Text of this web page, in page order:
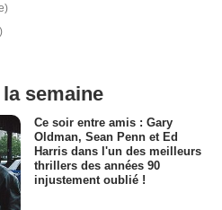
semaine
Ce soir entre amis : Gary
Oldman, Sean Penn et Ed
Harris dans l'un des meilleurs
thrillers des années 90
injustement oublié !